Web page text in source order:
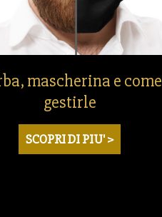
mascherina e come
gestirle
SCOPRI DI PIU' >